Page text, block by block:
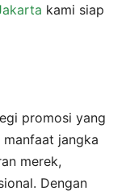
kami siap
promosi yang
jangka
merek,
Dengan